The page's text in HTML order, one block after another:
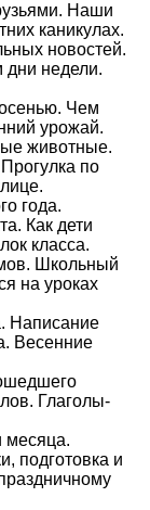
Наши
каникулах.
новостей.
недели.
Чем
урожай.
животные.
по
года.
Как дети
класса.
Школьный
на уроках
Написание
Весенние
Глаголы-
месяца.
подготовка и